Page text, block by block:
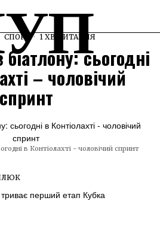
СПОРТ 1 ХВ ЧИТАННЯ
біатлону: сьогодні
– чоловічий
спринт
в Контіолахті - чоловічий спринт
триває перший етап Кубка